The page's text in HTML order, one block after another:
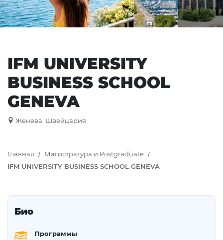
IFM UNIVERSITY
BUSINESS SCHOOL
GENEVA
Женева, Швейцария
Главная
Магистратура и Postgraduate
IFM UNIVERSITY BUSINESS SCHOOL GENEVA
Био
Программы